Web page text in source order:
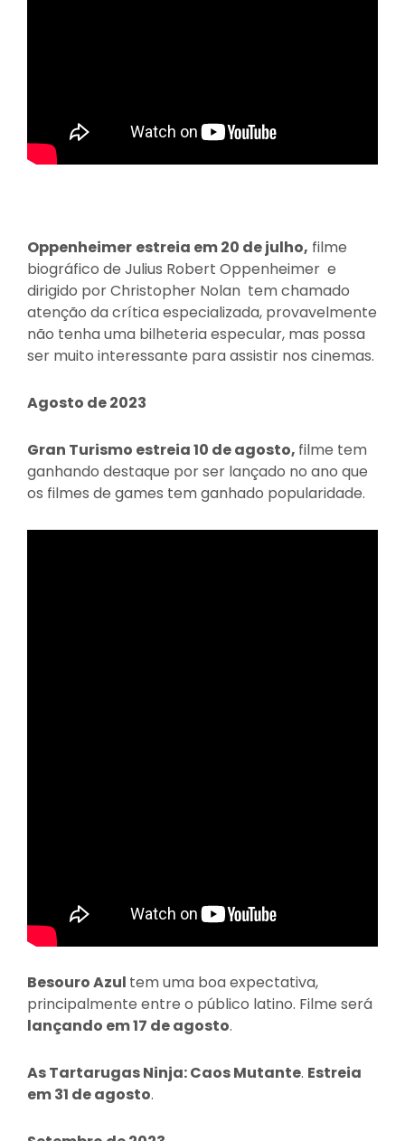
Oppenheimer estreia em 20 de julho, filme
biográfico de Julius Robert Oppenheimer e
dirigido por Christopher Nolan tem chamado
atenção da crítica especializada, provavelmente
não tenha uma bilheteria especular, mas possa
ser muito interessante para assistir nos cinemas.
Agosto de 2023
Gran Turismo estreia 10 de agosto, filme tem
ganhando destaque por ser lançado no ano que
os filmes de games tem ganhado popularidade.
Besouro Azul tem uma boa expectativa,
principalmente entre o público latino. Filme será
lançando em 17 de agosto.
As Tartarugas Ninja: Caos Mutante. Estreia
em 31 de agosto.